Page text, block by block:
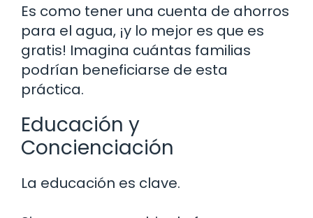
Es como tener una cuenta de ahorros
para el agua, ¡y lo mejor es que es
gratis! Imagina cuántas familias
podrían beneficiarse de esta
práctica.
Educación y
Concienciación
La educación es clave.